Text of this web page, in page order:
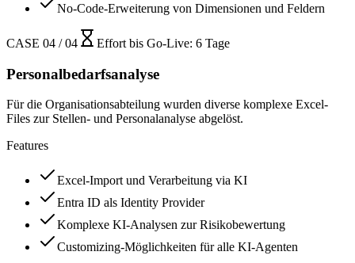
No-Code-Erweiterung von Dimensionen und Feldern
CASE 04 / 04 Effort bis Go-Live: 6 Tage
Personalbedarfsanalyse
Für die Organisationsabteilung wurden diverse komplexe Excel-
Files zur Stellen- und Personalanalyse abgelöst.
Features
Excel-Import und Verarbeitung via KI
Entra ID als Identity Provider
Komplexe KI-Analysen zur Risikobewertung
Customizing-Möglichkeiten für alle KI-Agenten